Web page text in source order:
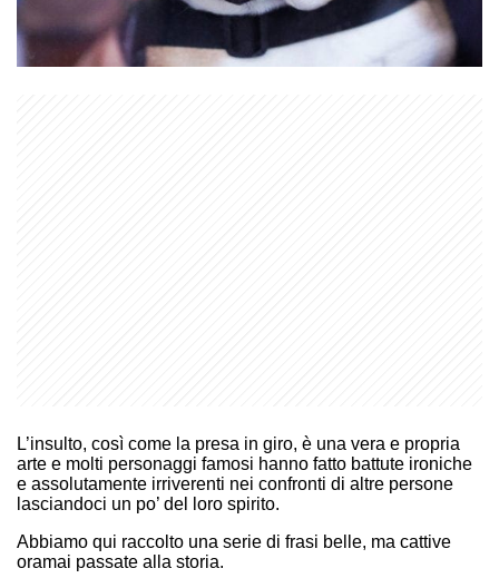
L’insulto, così come la presa in giro, è una vera e propria
arte e molti personaggi famosi hanno fatto battute ironiche
e assolutamente irriverenti nei confronti di altre persone
lasciandoci un po’ del loro spirito.
Abbiamo qui raccolto una serie di frasi belle, ma cattive
oramai passate alla storia.